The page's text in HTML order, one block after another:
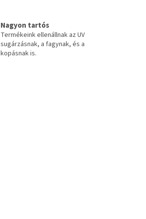
Nagyon tartós
Termékeink ellenállnak az UV
sugárzásnak, a fagynak, és a
kopásnak is.